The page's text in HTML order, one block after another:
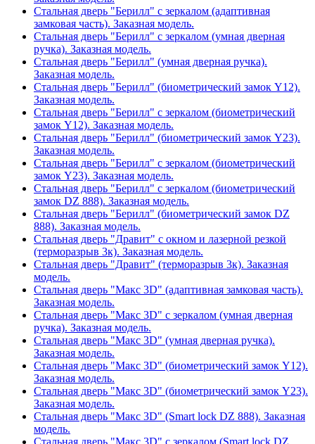
Стальная дверь "Берилл" с зеркалом (адаптивная
замковая часть). Заказная модель.
Стальная дверь "Берилл" с зеркалом (умная дверная
ручка). Заказная модель.
Стальная дверь "Берилл" (умная дверная ручка).
Заказная модель.
Стальная дверь "Берилл" (биометрический замок Y12).
Заказная модель.
Стальная дверь "Берилл" с зеркалом (биометрический
замок Y12). Заказная модель.
Стальная дверь "Берилл" (биометрический замок Y23).
Заказная модель.
Стальная дверь "Берилл" с зеркалом (биометрический
замок Y23). Заказная модель.
Стальная дверь "Берилл" с зеркалом (биометрический
замок DZ 888). Заказная модель.
Стальная дверь "Берилл" (биометрический замок DZ
888). Заказная модель.
Стальная дверь "Дравит" с окном и лазерной резкой
(терморазрыв 3к). Заказная модель.
Стальная дверь "Дравит" (терморазрыв 3к). Заказная
модель.
Стальная дверь "Макс 3D" (адаптивная замковая часть).
Заказная модель.
Стальная дверь "Макс 3D" с зеркалом (умная дверная
ручка). Заказная модель.
Стальная дверь "Макс 3D" (умная дверная ручка).
Заказная модель.
Стальная дверь "Макс 3D" (биометрический замок Y12).
Заказная модель.
Стальная дверь "Макс 3D" (биометрический замок Y23).
Заказная модель.
Стальная дверь "Макс 3D" (Smart lock DZ 888). Заказная
модель.
Стальная дверь "Макс 3D" с зеркалом (Smart lock DZ